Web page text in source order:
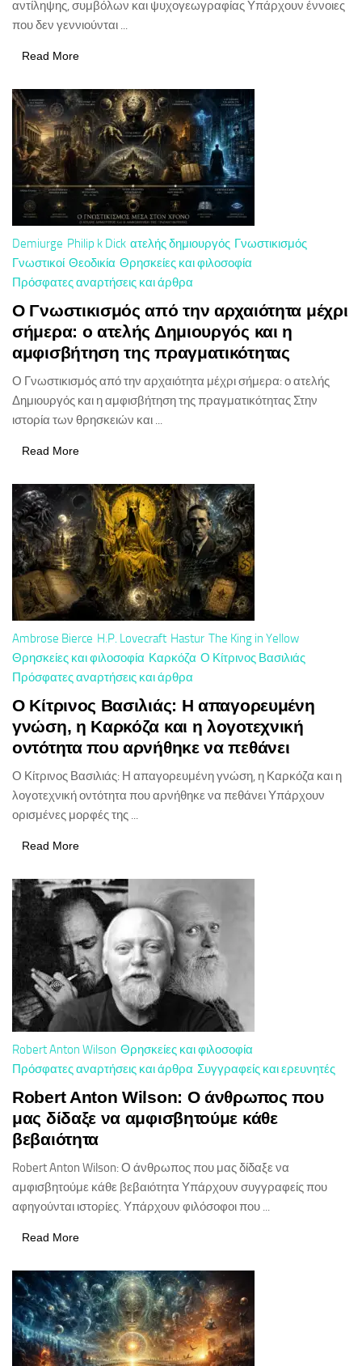
αντίληψης, συμβόλων και ψυχογεωγραφίας Υπάρχουν έννοιες
που δεν γεννιούνται ...
Read More
Demiurge Philip k Dick ατελής δημιουργός Γνωστικισμός
Γνωστικοί Θεοδικία Θρησκείες και φιλοσοφία
Πρόσφατες αναρτήσεις και άρθρα
Ο Γνωστικισμός από την αρχαιότητα μέχρι
σήμερα: ο ατελής Δημιουργός και η
αμφισβήτηση της πραγματικότητας
Ο Γνωστικισμός από την αρχαιότητα μέχρι σήμερα: ο ατελής
Δημιουργός και η αμφισβήτηση της πραγματικότητας Στην
ιστορία των θρησκειών και ...
Read More
Ambrose Bierce H.P. Lovecraft Hastur The King in Yellow
Θρησκείες και φιλοσοφία Καρκόζα Ο Κίτρινος Βασιλιάς
Πρόσφατες αναρτήσεις και άρθρα
Ο Κίτρινος Βασιλιάς: Η απαγορευμένη
γνώση, η Καρκόζα και η λογοτεχνική
οντότητα που αρνήθηκε να πεθάνει
Ο Κίτρινος Βασιλιάς: Η απαγορευμένη γνώση, η Καρκόζα και η
λογοτεχνική οντότητα που αρνήθηκε να πεθάνει Υπάρχουν
ορισμένες μορφές της ...
Read More
Robert Anton Wilson Θρησκείες και φιλοσοφία
Πρόσφατες αναρτήσεις και άρθρα Συγγραφείς και ερευνητές
Robert Anton Wilson: Ο άνθρωπος που
μας δίδαξε να αμφισβητούμε κάθε
βεβαιότητα
Robert Anton Wilson: Ο άνθρωπος που μας δίδαξε να
αμφισβητούμε κάθε βεβαιότητα Υπάρχουν συγγραφείς που
αφηγούνται ιστορίες. Υπάρχουν φιλόσοφοι που ...
Read More